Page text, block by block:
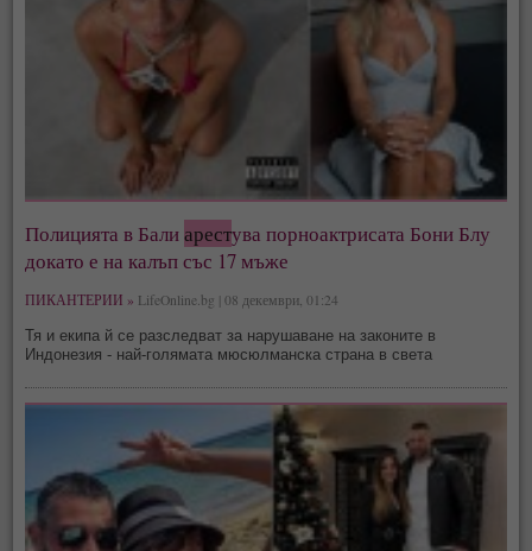
Полицията в Балиарестува порноактрисата Бони Блу
докато е на калъп със 17 мъже
ПИКАНТЕРИИ » LifeOnline.bg | 08 декември, 01:24
Тя и екипа й се разследват за нарушаване на законите в
Индонезия - най-голямата мюсюлманска страна в света